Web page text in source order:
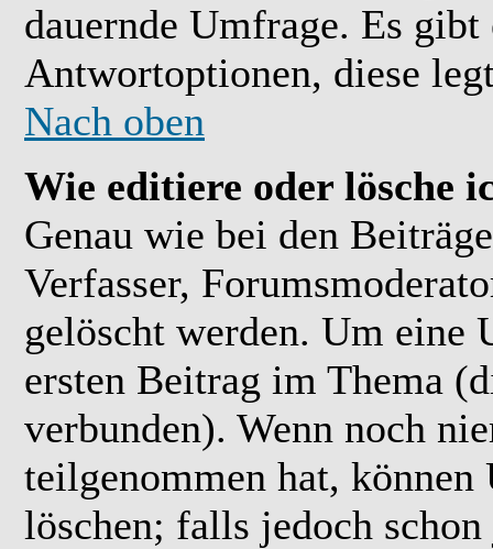
dauernde Umfrage. Es
Antwortoptionen, diese
Nach oben
Wie editiere oder lösche
Genau wie bei den
Verfasser,
gelöscht werden. Um eine
ersten Beitrag im Thema
verbunden). Wenn noch
teilgenommen hat,
löschen; falls jedoch